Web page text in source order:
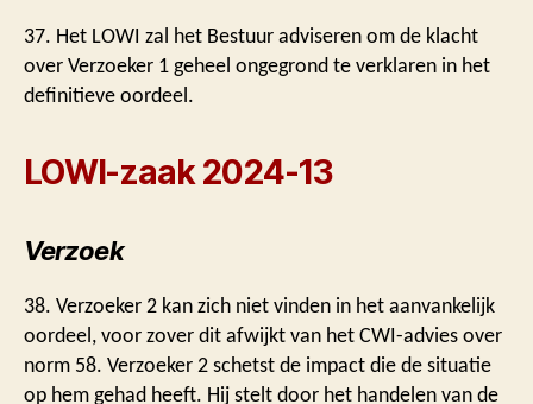
37. Het LOWI zal het Bestuur adviseren om de klacht
over Verzoeker 1 geheel ongegrond te verklaren in het
definitieve oordeel.
LOWI-zaak 2024-13
Verzoek
38. Verzoeker 2 kan zich niet vinden in het aanvankelijk
oordeel, voor zover dit afwijkt van het CWI-advies over
norm 58. Verzoeker 2 schetst de impact die de situatie
op hem gehad heeft. Hij stelt door het handelen van de